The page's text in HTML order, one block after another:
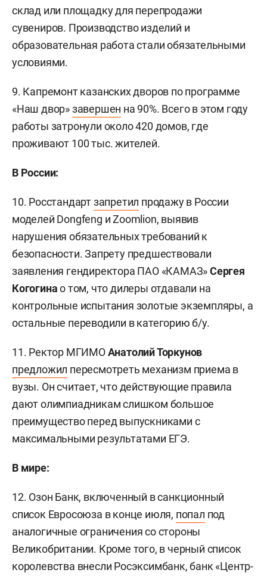
склад или площадку для перепродажи
сувениров. Производство изделий и
образовательная работа стали обязательными
условиями.
9. Капремонт казанских дворов по программе
«Наш двор»завершен на 90%. Всего в этом году
работы затронули около 420 домов, где
проживают 100 тыс. жителей.
В России:
10. Росстандартзапретил продажу в России
моделей Dongfeng и Zoomlion, выявив
нарушения обязательных требований к
безопасности. Запрету предшествовали
заявления гендиректора ПАО «КАМАЗ»Сергея
Когогинао том, что дилеры отдавали на
контрольные испытания золотые экземпляры, а
остальные переводили в категорию б/у.
11. Ректор МГИМОАнатолий Торкунов
предложил пересмотреть механизм приема в
вузы. Он считает, что действующие правила
дают олимпиадникам слишком большое
преимущество перед выпускниками с
максимальными результатами ЕГЭ.
В мире:
12. Озон Банк, включенный в санкционный
список Евросоюза в конце июля, попал под
аналогичные ограничения со стороны
Великобритании. Кроме того, в черный список
королевства внесли Росэксимбанк, банк «Центр-